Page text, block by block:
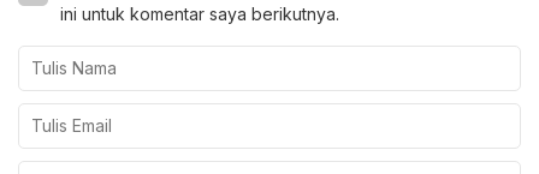
ini untuk komentar saya berikutnya.